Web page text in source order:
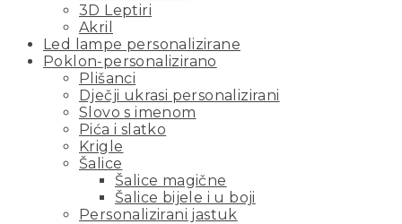
3D Leptiri
Akril
Led lampe personalizirane
Poklon-personalizirano
Plišanci
Dječji ukrasi personalizirani
Slovo s imenom
Pića i slatko
Krigle
Šalice
Šalice magične
Šalice bijele i u boji
Personalizirani jastuk